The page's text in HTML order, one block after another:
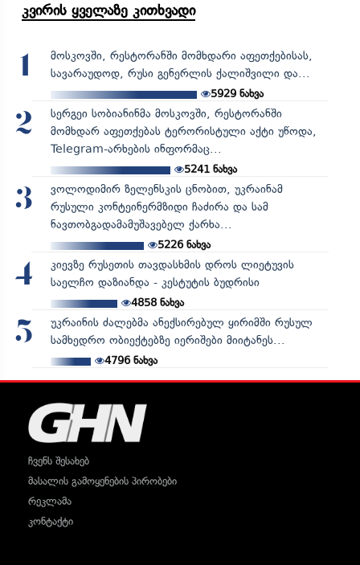
კვირის ყველაზე კითხვადი
1
მოსკოვში, რესტორანში მომხდარი აფეთქებისას,
სავარაუდოდ, რუსი გენერლის ქალიშვილი და...
5929 ნახვა
2
სერგეი სობიანინმა მოსკოვში, რესტორანში
მომხდარ აფეთქებას ტერორისტული აქტი უწოდა,
Telegram-არხების ინფორმაც...
5241ნახვა
3
ვოლოდიმირ ზელენსკის ცნობით, უკრაინამ
რუსული კონტეინერმზიდი ჩაძირა და სამ
ნავთობგადამამუშავებელ ქარხა...
5226ნახვა
4
კიევზე რუსეთის თავდასხმის დროს ლიეტუვის
საელჩო დაზიანდა - კესტუტის ბუდრისი
4858ნახვა
5
უკრაინის ძალებმა ანექსირებულ ყირიმში რუსულ
სამხედრო ობიექტებზე იერიშები მიიტანეს...
4796ნახვა
ჩვენს შესახებ
მასალის გამოყენების პირობები
რეკლამა
კონტაქტი